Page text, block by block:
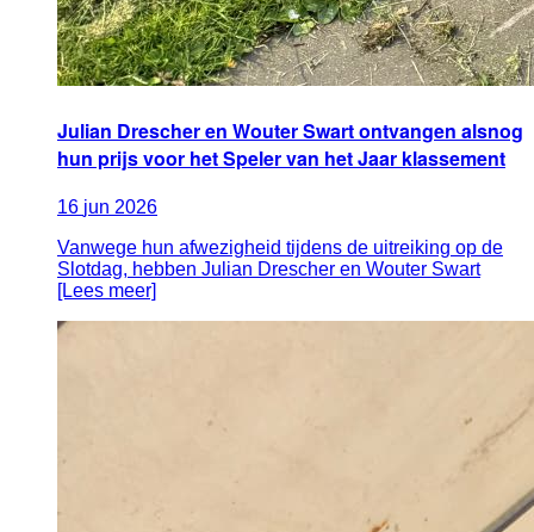
Julian Drescher en Wouter Swart ontvangen alsnog
hun prijs voor het Speler van het Jaar klassement
16 jun 2026
Vanwege hun afwezigheid tijdens de uitreiking op de
Slotdag, hebben Julian Drescher en Wouter Swart
[Lees meer]